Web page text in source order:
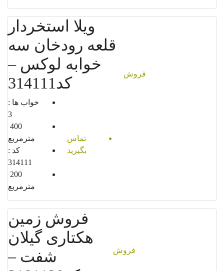
فروش
ویلا استخردار
قلعه رودخان سه
خوابه لوکس –
کد314111
تماس
بگیرید
خواب ها :
400
مترمربع
کد :
314111
200
مترمربع
فروش
فروش زمین
هکتاری گیلان
شفت –